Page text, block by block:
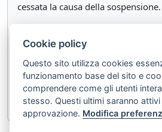
cessata la causa della sospensione.
quater del c.p.p. il corso della
nei cui confronti è stata
non può essere superato il
prescrizione di cui all'articolo 157.
Cookie policy
Questo sito utilizza cookies
funzionamento base del sito e
comprendere come gli utenti
stesso. Questi ultimi saranno
approvazione. Modifica